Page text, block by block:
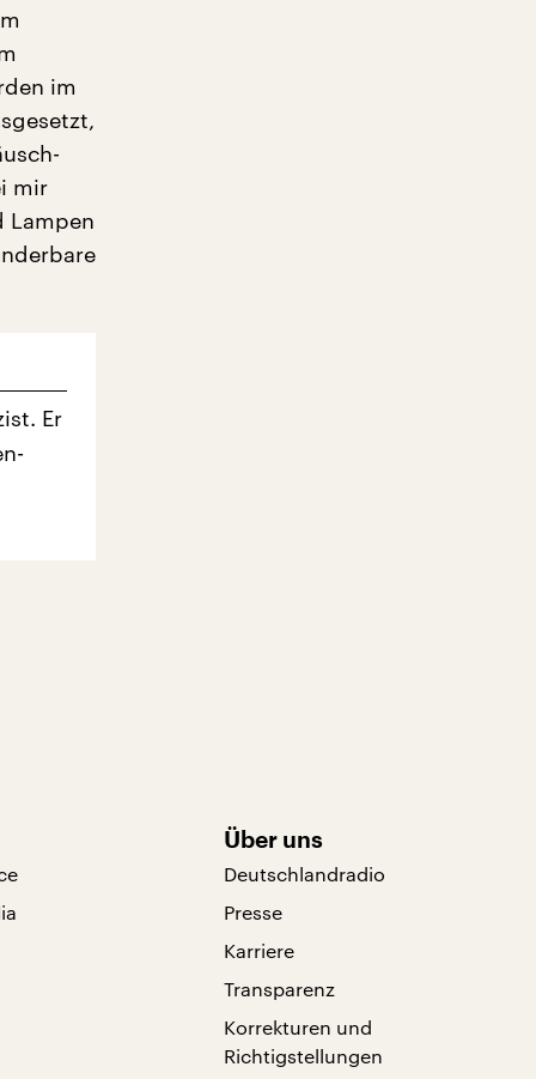
im
mir
Lampen
Er
Über uns
Deutschlandradio
Presse
Karriere
Transparenz
Korrekturen und
Richtigstellungen